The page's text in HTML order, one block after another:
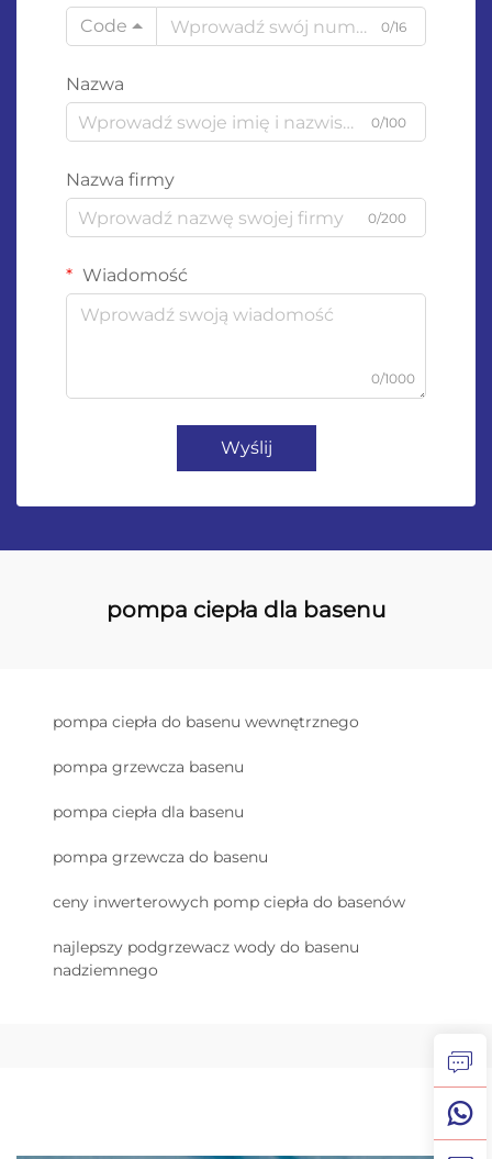
Code
0/16
Nazwa
0/100
Nazwa firmy
0/200
Wiadomość
0/1000
Wyślij
pompa ciepła dla basenu
pompa ciepła do basenu wewnętrznego
pompa grzewcza basenu
pompa ciepła dla basenu
pompa grzewcza do basenu
ceny inwerterowych pomp ciepła do basenów
najlepszy podgrzewacz wody do basenu
nadziemnego